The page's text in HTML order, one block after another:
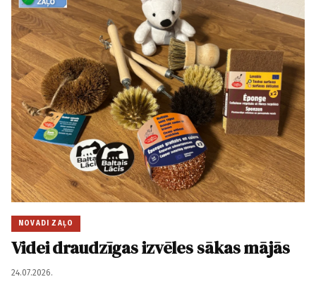
NOVADI ZAĻO
Videi draudzīgas izvēles sākas mājās
24.07.2026.